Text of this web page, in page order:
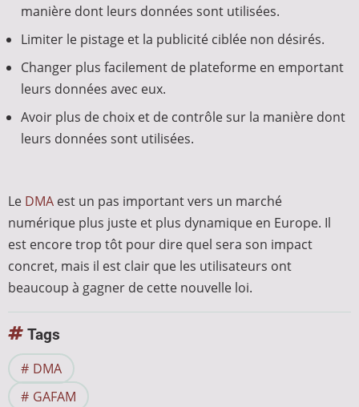
manière dont leurs données sont utilisées.
Limiter le pistage et la publicité ciblée non désirés.
Changer plus facilement de plateforme en emportant
leurs données avec eux.
Avoir plus de choix et de contrôle sur la manière dont
leurs données sont utilisées.
Le DMA est un pas important vers un marché
numérique plus juste et plus dynamique en Europe. Il
est encore trop tôt pour dire quel sera son impact
concret, mais il est clair que les utilisateurs ont
beaucoup à gagner de cette nouvelle loi.
Tags
DMA
GAFAM